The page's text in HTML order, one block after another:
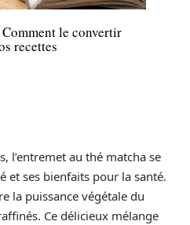
le convertir
recettes
l’entremet au thé matcha se
et ses bienfaits pour la santé.
la puissance végétale du
Ce délicieux mélange